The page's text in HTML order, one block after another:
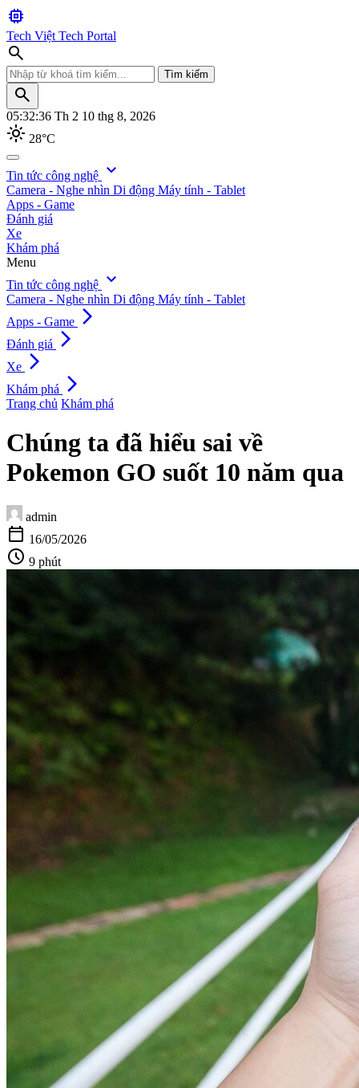
memory
Tech Việt Tech Portal
search
Tìm kiếm
search
05:32:39 Th 2 10 thg 8, 2026
light_mode 28°C
search
Tìm kiếm
Tin tức công nghệ expand_more
Camera - Nghe nhìn Di động Máy tính - Tablet
Apps - Game
Đánh giá
Xe
Khám phá
Menu
Tin tức công nghệ expand_more
Camera - Nghe nhìn Di động Máy tính - Tablet
Apps - Game arrow_forward_ios
Đánh giá arrow_forward_ios
Xe arrow_forward_ios
Khám phá arrow_forward_ios
Trang chủ Khám phá
Chúng ta đã hiểu sai về
Pokemon GO suốt 10 năm qua
admin
calendar_today 16/05/2026
schedule 9 phút